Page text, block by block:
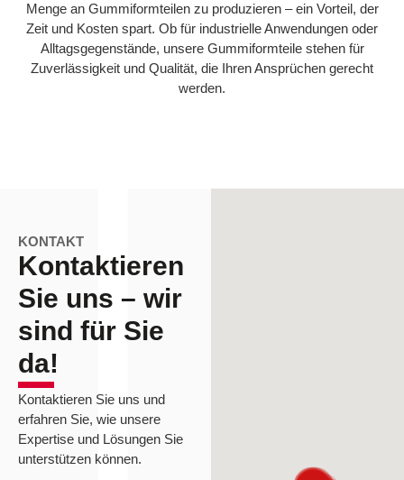
Menge an Gummiformteilen zu produzieren – ein Vorteil, der
Zeit und Kosten spart. Ob für industrielle Anwendungen oder
Alltagsgegenstände, unsere Gummiformteile stehen für
Zuverlässigkeit und Qualität, die Ihren Ansprüchen gerecht
werden.
KONTAKT
Kontaktieren
Sie uns – wir
sind für Sie
da!
Kontaktieren Sie uns und
erfahren Sie, wie unsere
Expertise und Lösungen Sie
unterstützen können.